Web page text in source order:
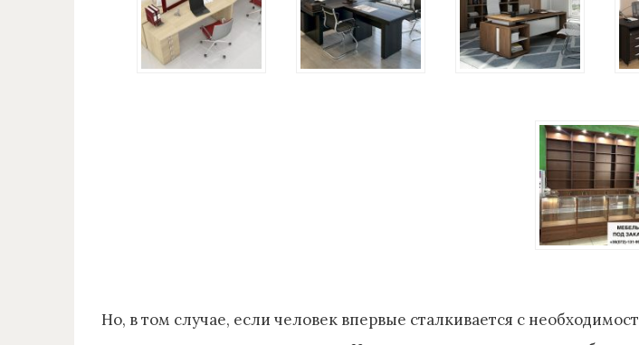
Но, в том случае, если человек впервые сталкивается с